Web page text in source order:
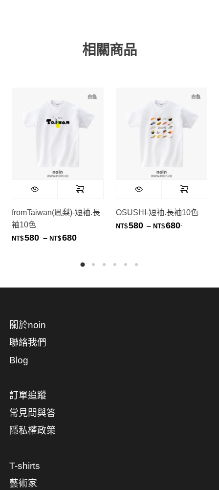
相關商品
fromTaiwan(鳳梨)-短袖.長
袖10色
NT$580 – NT$680價格範圍：NT$580. 到 NT$680.
OSUSHI-短袖.長袖10色
NT$580 – NT$680
關於noin
聯絡我們
Blog
訂單追蹤
常見問與答
隱私權政策
T-shirts
藝術家